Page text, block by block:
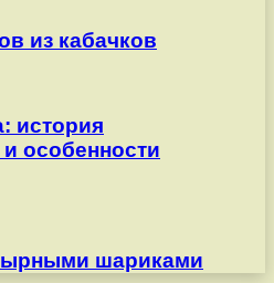
из кабачков
история
особенности
шариками